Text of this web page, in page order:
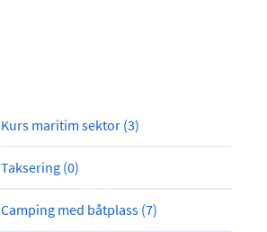
Kurs maritim sektor (3)
Taksering (0)
Camping med båtplass (7)